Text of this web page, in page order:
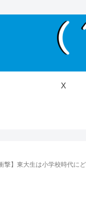
X
衝撃】東大生は小学校時代に